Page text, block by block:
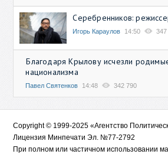
Серебренников:
Игорь Караулов 14:50
Благодаря Крылову исчезли
национализма
Павел Святенков 14:48 342 790
Copyright © 1999-2025 «Агентство
Лицензия Минпечати Эл. №77-2792
При полном или частичном использовании